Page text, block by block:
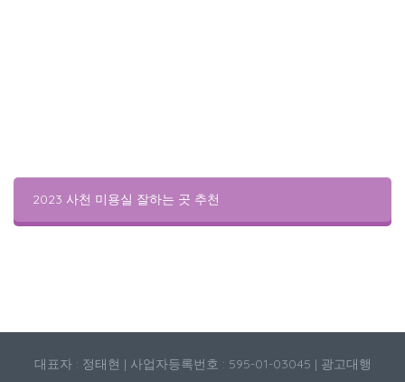
2023 사천 미용실 잘하는 곳 추천
대표자 : 정태현 | 사업자등록번호 : 595-01-03045 | 광고대행